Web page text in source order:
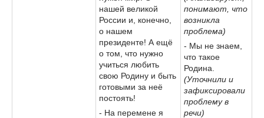
нашей великой
России и, конечно,
о нашем
президенте! А ещё
о том, что нужно
учиться любить
свою Родину и быть
готовыми за неё
постоять!
- На перемене я
понимают, что
возникла
проблема)
- Мы не знаем,
что такое
Родина.
(Уточнили и
зафиксировали
проблему в
речи)